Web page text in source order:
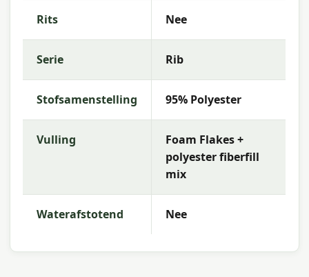
terras en wensen.
Waarom Madison?
MetMadison
kies je voor hoogwaardige
tuinkussens met uitstekende kleurechtheid en
comfort. De collectie kenmerkt zich door trendy
dessins, duurzame materialen en een uitstekende
pasvorm — perfect voor een comfortabele
buitenruimte.
Rits Nee
Serie Rib
Stofsamenstelling 95% Polyester
Vulling
Foam Flakes +
polyester fiberfill
mix
Waterafstotend Nee